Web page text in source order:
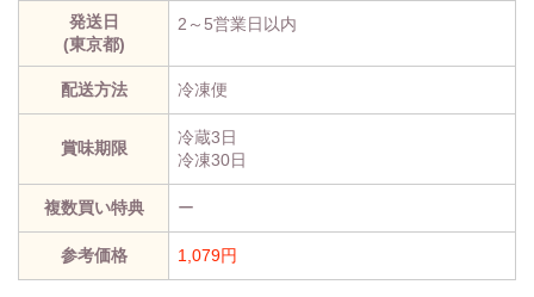
発送日
(東京都)
2～5営業日以内
配送方法 冷凍便
賞味期限
冷蔵3日
冷凍30日
複数買い特典 ー
参考価格 1,079円